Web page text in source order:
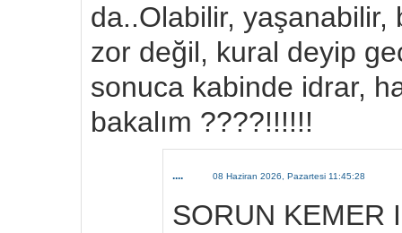
da..Olabilir,
zor değil, kural deyip
sonuca kabinde idrar,
bakalım ????!!!!!!
.... 08 Haziran 2026, Pazartesi 11:45:28
SORUN KEMER